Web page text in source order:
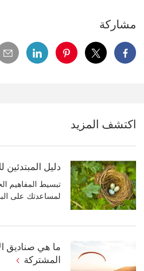
مشاركة
فيسبوك سيتم فتح هذا الرابط في نافذة
X سيتم فتح هذا الرابط في نافذة جديدة Pinterest سيتم فتح هذا الرابط في نافذة جديدةLinkedIn سيتم فتح هذا الرابط في نافذة جديدة
اكتشف المزيد
دليل المبتدئين
تبسيط المفاهيم
لمساعدتك على
ما هي صناديق
المشتركة